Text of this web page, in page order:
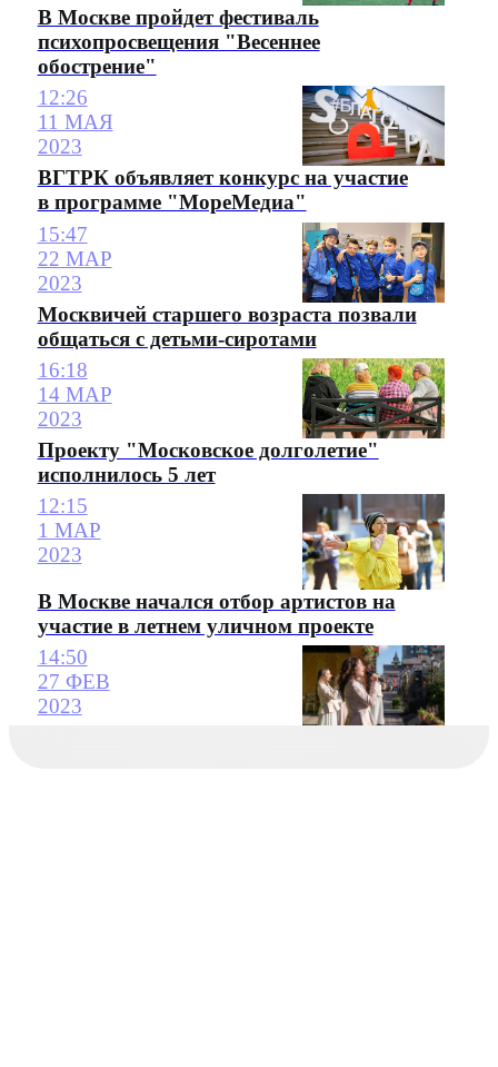
В Москве пройдет фестиваль
психопросвещения "Весеннее
обострение"
12:26
11 МАЯ
2023
ВГТРК объявляет конкурс на участие
в программе "МореМедиа"
15:47
22 МАР
2023
Москвичей старшего возраста позвали
общаться с детьми-сиротами
16:18
14 МАР
2023
Проекту "Московское долголетие"
исполнилось 5 лет
12:15
1 МАР
2023
В Москве начался отбор артистов на
участие в летнем уличном проекте
14:50
27 ФЕВ
2023